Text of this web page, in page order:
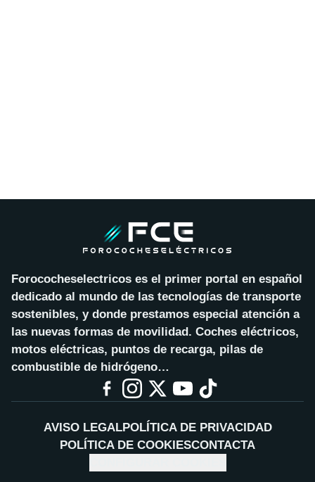
Forococheselectricos es el primer portal en español
dedicado al mundo de las tecnologías de transporte
sostenibles, y donde prestamos especial atención a
las nuevas formas de movilidad. Coches eléctricos,
motos eléctricas, puntos de recarga, pilas de
combustible de hidrógeno…
AVISO LEGALPOLÍTICA DE PRIVACIDAD
POLÍTICA DE COOKIESCONTACTA